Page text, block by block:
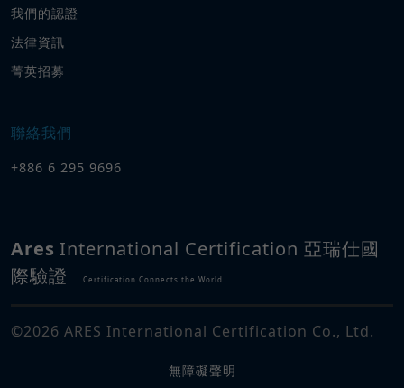
我們的認證
法律資訊
菁英招募
聯絡我們
+886 6 295 9696
Ares International Certification 亞瑞仕國
際驗證
Certification Connects the World.
©2026 ARES International Certification Co., Ltd.
無障礙聲明